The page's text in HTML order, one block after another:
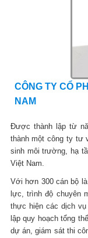
CÔNG TY CỔ
NAM
Được thành lập từ
thành một công ty tư
sinh môi trường, hạ
Việt Nam.
Với hơn 300 cán bộ
lực, trình độ chuyên
thực hiện các dịch
lập quy hoạch tổng
dự án, giám sát thi